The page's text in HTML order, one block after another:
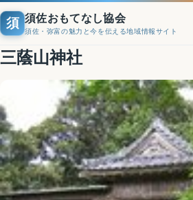
須 須佐おもてなし協会
須佐・弥富の魅力と今を伝える地域情報サイト
三蔭山神社